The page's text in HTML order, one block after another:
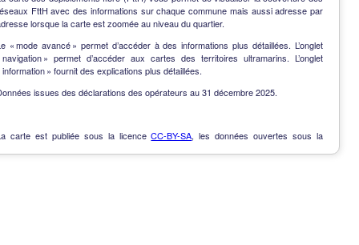
FttH avec des informations sur chaque commune mais aussi adresse par
lorsque la carte est zoomée au niveau du quartier.
« mode avancé » permet d’accéder à des informations plus détaillées. L’onglet
navigation » permet d’accéder aux cartes des territoires ultramarins. L’onglet
information » fournit des explications plus détaillées.
issues des déclarations des opérateurs au 31 décembre 2025.
carte est publiée sous la licenceCC-BY-SA, les données ouvertes sous la